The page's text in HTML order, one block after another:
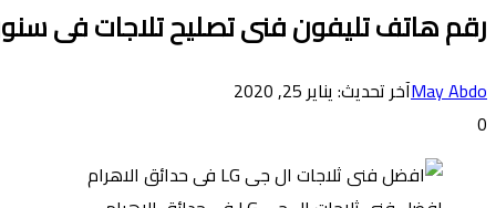
رقم هاتف تليفون فنى تصليح تلاجات فى
May Abdoآخر تحديث: يناير 25, 2020
0